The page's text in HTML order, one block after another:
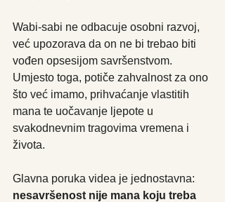
Wabi-sabi ne odbacuje osobni razvoj,
već upozorava da on ne bi trebao biti
vođen opsesijom savršenstvom.
Umjesto toga, potiče zahvalnost za ono
što već imamo, prihvaćanje vlastitih
mana te uočavanje ljepote u
svakodnevnim tragovima vremena i
života.
Glavna poruka videa je jednostavna:
nesavršenost nije mana koju treba